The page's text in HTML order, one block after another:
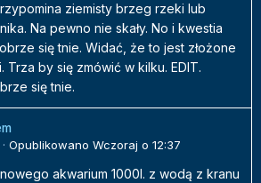
ziemisty brzeg rzeki lub
Na pewno nie skały. No i kwestia
się tnie. Widać, że to jest złożone
Trza by się zmówić w kilku. EDIT.
się tnie.
· Opublikowano Wczoraj o 12:37
akwarium 1000l. z wodą z kranu